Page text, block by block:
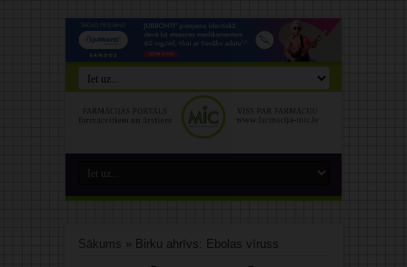
Sākums » Birku ahrīvs: Ebolas vīruss